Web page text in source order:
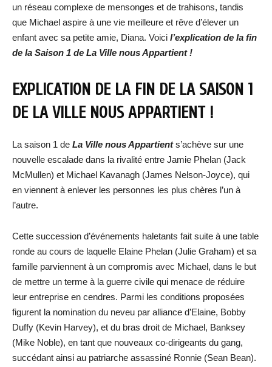
un réseau complexe de mensonges et de trahisons, tandis
que Michael aspire à une vie meilleure et rêve d’élever un
enfant avec sa petite amie, Diana. Voici l’explication de la fin
de la Saison 1 de La Ville nous Appartient !
EXPLICATION DE LA FIN DE LA SAISON 1
DE LA VILLE NOUS APPARTIENT !
La saison 1 de La Ville nous Appartients’achève sur une
nouvelle escalade dans la rivalité entre Jamie Phelan (Jack
McMullen) et Michael Kavanagh (James Nelson-Joyce), qui
en viennent à enlever les personnes les plus chères l’un à
l’autre.
Cette succession d’événements haletants fait suite à une table
ronde au cours de laquelle Elaine Phelan (Julie Graham) et sa
famille parviennent à un compromis avec Michael, dans le but
de mettre un terme à la guerre civile qui menace de réduire
leur entreprise en cendres. Parmi les conditions proposées
figurent la nomination du neveu par alliance d’Elaine, Bobby
Duffy (Kevin Harvey), et du bras droit de Michael, Banksey
(Mike Noble), en tant que nouveaux co-dirigeants du gang,
succédant ainsi au patriarche assassiné Ronnie (Sean Bean).